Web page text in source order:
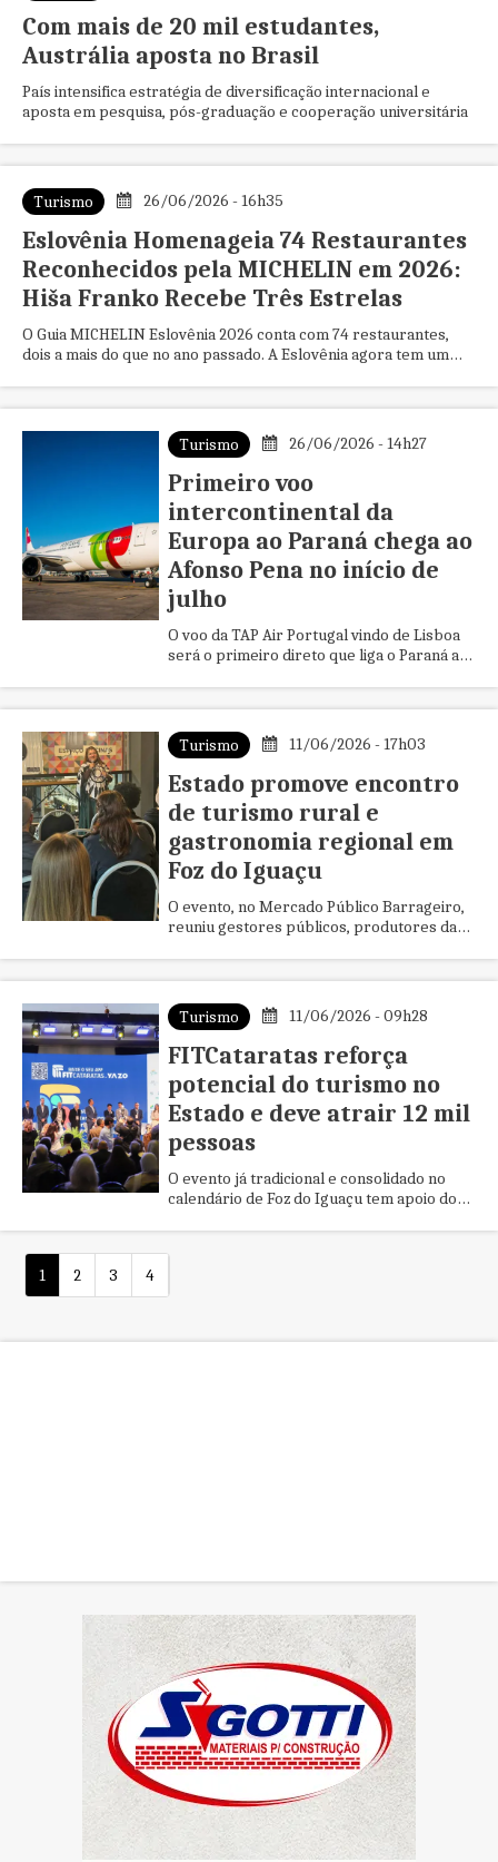
Com mais de 20 mil estudantes,
Austrália aposta no Brasil
País intensifica estratégia de diversificação internacional e
aposta em pesquisa, pós-graduação e cooperação universitária
Turismo 26/06/2026 - 16h35
Eslovênia Homenageia 74 Restaurantes
Reconhecidos pela MICHELIN em 2026:
Hiša Franko Recebe Três Estrelas
O Guia MICHELIN Eslovênia 2026 conta com 74 restaurantes,
dois a mais do que no ano passado. A Eslovênia agora tem um
Turismo 26/06/2026 - 14h27
Primeiro voo
intercontinental da
Europa ao Paraná chega ao
Afonso Pena no início de
julho
O voo da TAP Air Portugal vindo de Lisboa
será o primeiro direto que liga o Paraná ao
Turismo 11/06/2026 - 17h03
Estado promove encontro
de turismo rural e
gastronomia regional em
Foz do Iguaçu
O evento, no Mercado Público Barrageiro,
reuniu gestores públicos, produtores da
Turismo 11/06/2026 - 09h28
FITCataratas reforça
potencial do turismo no
Estado e deve atrair 12 mil
pessoas
O evento já tradicional e consolidado no
calendário de Foz do Iguaçu tem apoio do
1
2 3 4